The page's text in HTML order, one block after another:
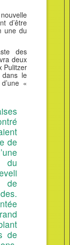
d’être
une du
des
deux
Pulitzer
le
«
de
du
de
de